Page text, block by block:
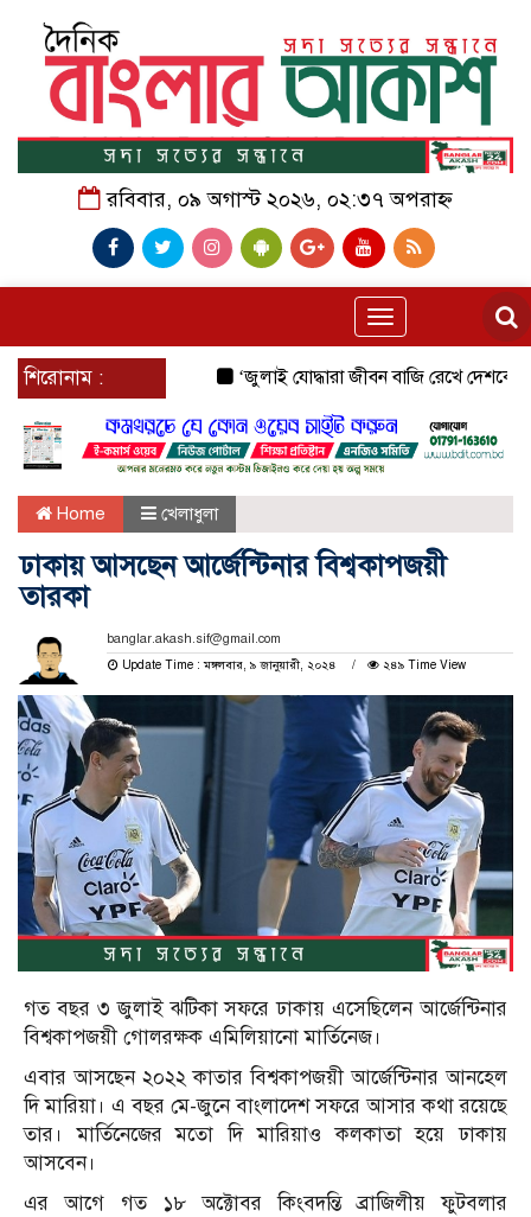
রবিবার, ০৯ অগাস্ট ২০২৬, ০২:৩৭ অপরাহ্ন
Toggle
navigation
শিরোনাম : ‘জুলাই যোদ্ধারা জীবন বাজি রেখে দেশকে নতুন
Home খেলাধুলা
ঢাকায় আসছেন আর্জেন্টিনার বিশ্বকাপজয়ী
তারকা
banglar.akash.sif@gmail.com
Update Time : মঙ্গলবার, ৯ জানুয়ারী, ২০২৪
২৪৯ Time View
গত বছর ৩ জুলাই ঝটিকা সফরে ঢাকায় এসেছিলেন আর্জেন্টিনার
বিশ্বকাপজয়ী গোলরক্ষক এমিলিয়ানো মার্তিনেজ।
এবার আসছেন ২০২২ কাতার বিশ্বকাপজয়ী আর্জেন্টিনার আনহেল
দি মারিয়া। এ বছর মে-জুনে বাংলাদেশ সফরে আসার কথা রয়েছে
তার। মার্তিনেজের মতো দি মারিয়াও কলকাতা হয়ে ঢাকায়
আসবেন।
এর আগে গত ১৮ অক্টোবর কিংবদন্তি ব্রাজিলীয় ফুটবলার